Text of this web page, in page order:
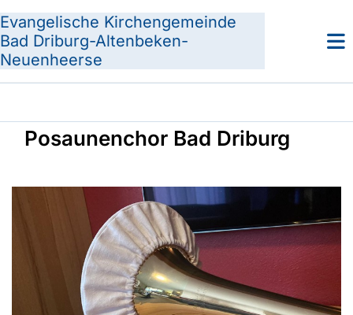
Evangelische Kirchengemeinde
Bad Driburg-Altenbeken-
Neuenheerse
Posaunenchor Bad Driburg